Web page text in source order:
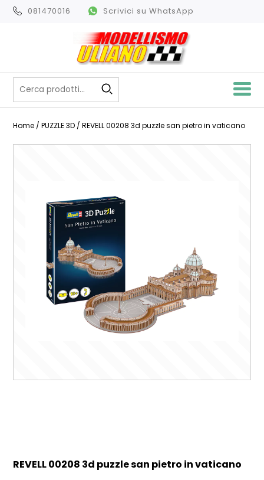
081470016 Scrivici su WhatsApp
Home /PUZZLE 3D / REVELL 00208 3d puzzle san pietro in vaticano
REVELL 00208 3d puzzle san pietro in vaticano